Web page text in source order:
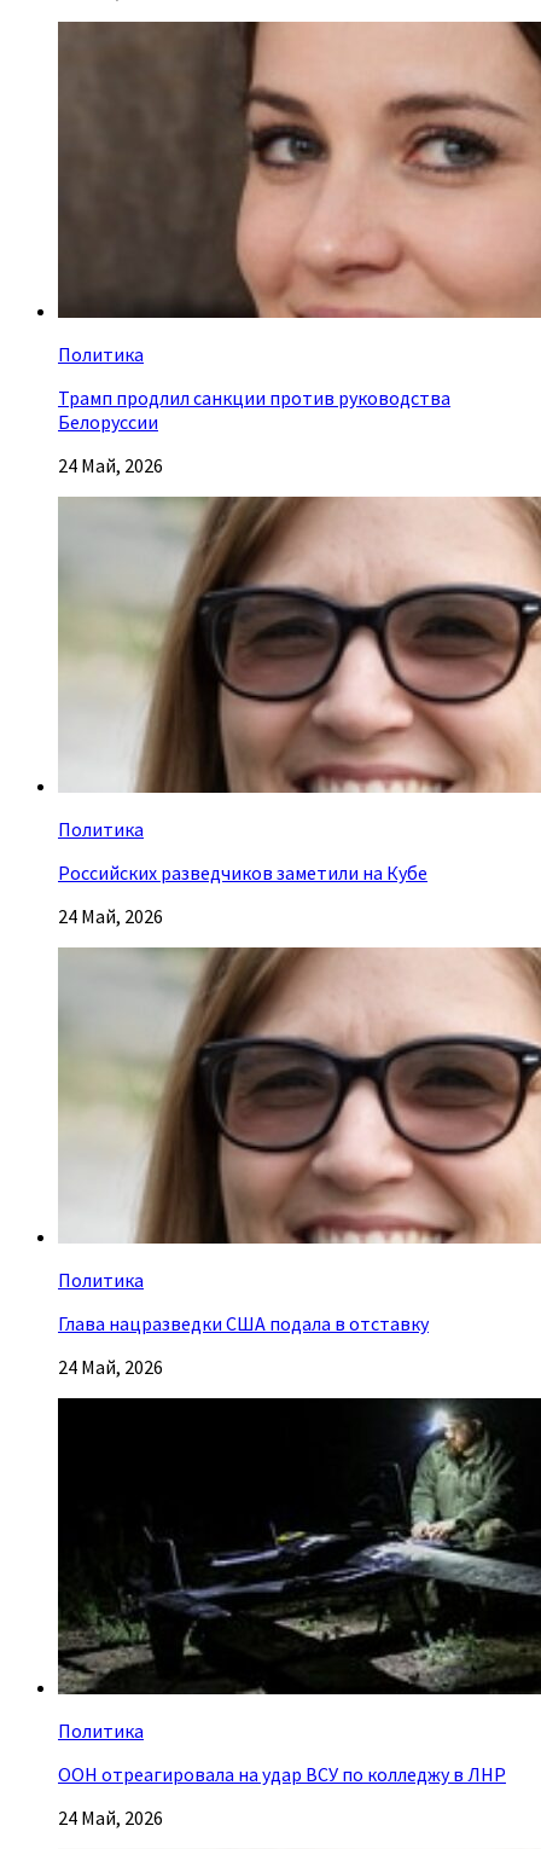
Политика
Трамп продлил санкции против руководства
Белоруссии
24 Май, 2026
Политика
Российских разведчиков заметили на Кубе
24 Май, 2026
Политика
Глава нацразведки США подала в отставку
24 Май, 2026
Политика
ООН отреагировала на удар ВСУ по колледжу в ЛНР
24 Май, 2026